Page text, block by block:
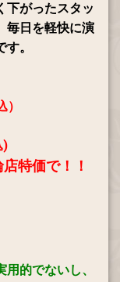
下がったスタッ
毎日を軽快に演
。
)
特価で！！
的でないし、